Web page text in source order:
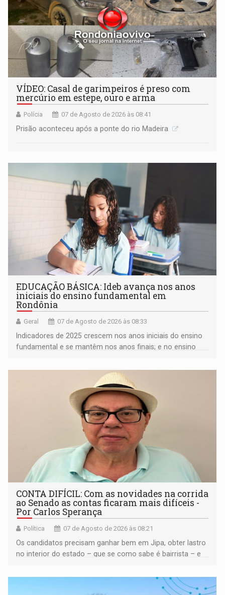
VÍDEO: Casal de garimpeiros é preso com
mercúrio em estepe, ouro e arma
Polícia 07 de Agosto de 2026 às 08:41
Prisão aconteceu após a ponte do rio Madeira
EDUCAÇÃO BÁSICA: Ideb avança nos anos
iniciais do ensino fundamental em
Rondônia
Geral 07 de Agosto de 2026 às 08:33
Indicadores de 2025 crescem nos anos iniciais do ensino
fundamental e se mantêm nos anos finais; e no ensino
CONTA DIFÍCIL: Com as novidades na corrida
ao Senado as contas ficaram mais difíceis -
Por Carlos Sperança
Política 07 de Agosto de 2026 às 08:21
Os candidatos precisam ganhar bem em Jipa, obter lastro
no interior do estado – que se como sabe é bairrista – e
garantir